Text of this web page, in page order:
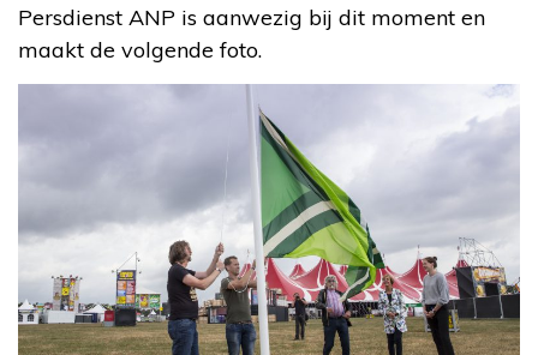
Persdienst ANP is aanwezig bij dit moment en
maakt de volgende foto.